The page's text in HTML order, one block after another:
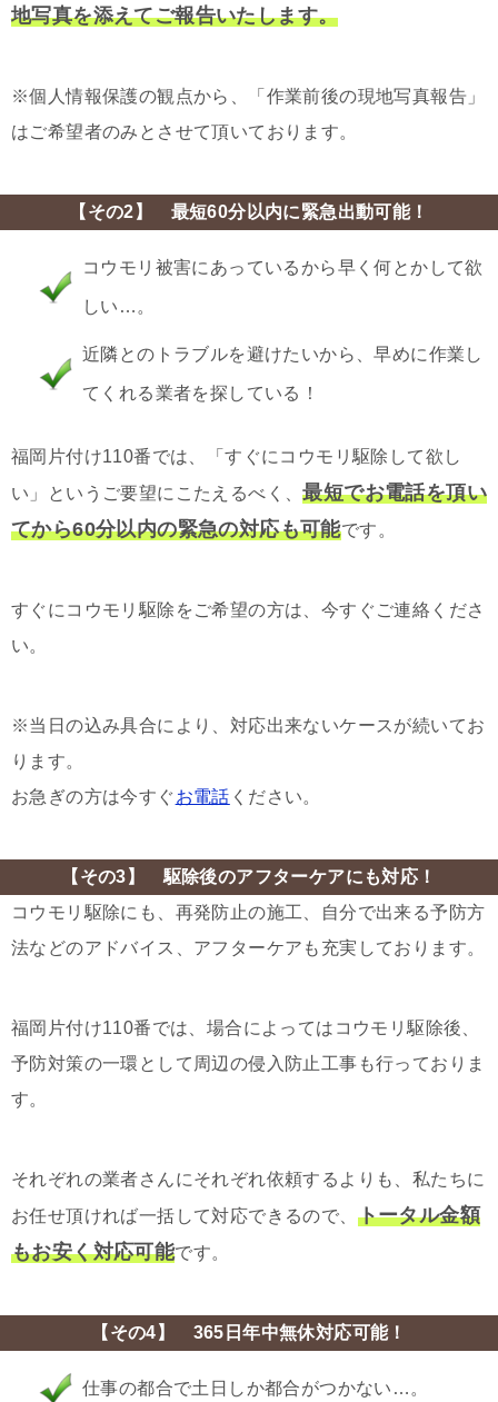
地写真を添えてご報告いたします。
※個人情報保護の観点から、「作業前後の現地写真報告」
はご希望者のみとさせて頂いております。
【その2】 最短60分以内に緊急出動可能！
コウモリ被害にあっているから早く何とかして欲
しい…。
近隣とのトラブルを避けたいから、早めに作業し
てくれる業者を探している！
福岡片付け110番では、「すぐにコウモリ駆除して欲し
い」というご要望にこたえるべく、最短でお電話を頂い
てから60分以内の緊急の対応も可能です。
すぐにコウモリ駆除をご希望の方は、今すぐご連絡くださ
い。
※当日の込み具合により、対応出来ないケースが続いてお
ります。
お急ぎの方は今すぐお電話 ください。
【その3】 駆除後のアフターケアにも対応！
コウモリ駆除にも、再発防止の施工、自分で出来る予防方
法などのアドバイス、アフターケアも充実しております。
福岡片付け110番では、場合によってはコウモリ駆除後、
予防対策の一環として周辺の侵入防止工事も行っておりま
す。
それぞれの業者さんにそれぞれ依頼するよりも、私たちに
お任せ頂ければ一括して対応できるので、 トータル金額
もお安く対応可能です。
【その4】 365日年中無休対応可能！
仕事の都合で土日しか都合がつかない…。